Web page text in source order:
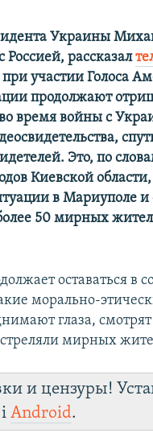
Украины
Россией, рассказал
участии Голоса
продолжают
время войны с
Это, по
Киевской
в Мариуполе и
50 мирных
оставаться в
морально-
глаза,
мирных
и цензуры!
іAndroid.